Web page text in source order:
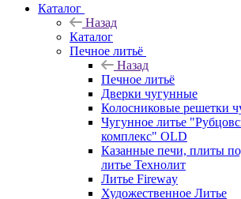
Каталог
Назад
Каталог
Печное литьё
Назад
Печное литьё
Дверки чугунные
Колосниковые решетки
Чугунное литье
комплекс" OLD
Казанные печи, плиты
литье Технолит
Литье Fireway
Художественное Литье